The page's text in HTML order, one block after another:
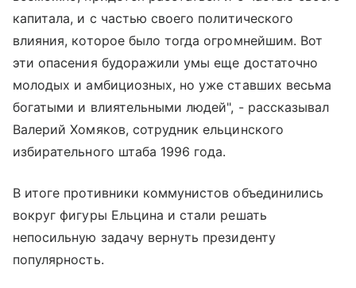
капитала, и с частью своего политического
влияния, которое было тогда огромнейшим. Вот
эти опасения будоражили умы еще достаточно
молодых и амбициозных, но уже ставших весьма
богатыми и влиятельными людей", - рассказывал
Валерий Хомяков, сотрудник ельцинского
избирательного штаба 1996 года.
В итоге противники коммунистов объединились
вокруг фигуры Ельцина и стали решать
непосильную задачу вернуть президенту
популярность.